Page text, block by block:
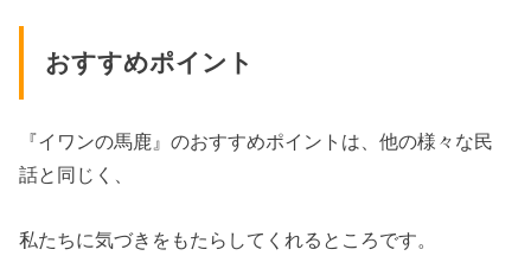
おすすめポイント
『イワンの馬鹿』のおすすめポイントは、他の様々な民
話と同じく、
私たちに気づきをもたらしてくれるところです。